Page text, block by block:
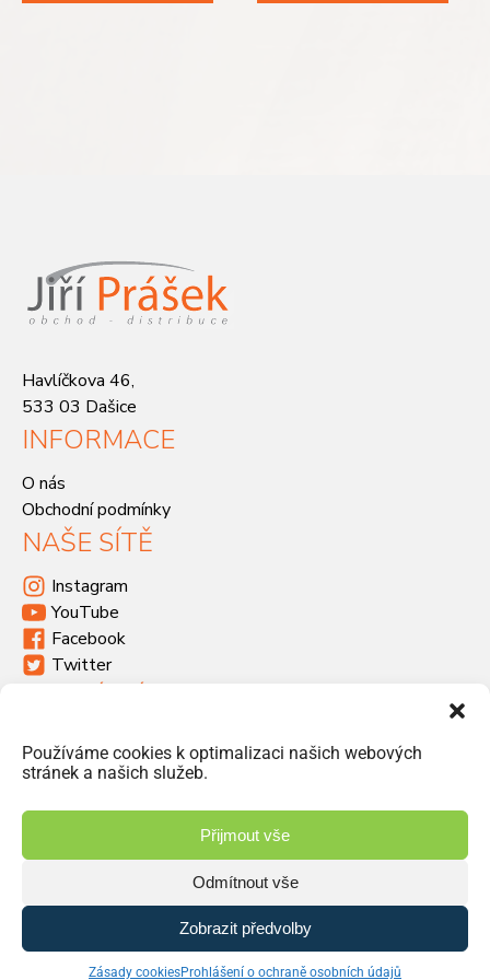
Používáme cookies k optimalizaci našich webových
stránek a našich služeb.
Přijmout vše
Odmítnout vše
Zobrazit předvolby
Zásady cookiesProhlášení o ochraně osobních údajů
Havlíčkova 46,
533 03 Dašice
INFORMACE
O nás
Obchodní podmínky
NAŠE SÍTĚ
Instagram
YouTube
Facebook
Twitter
Havlíčkova 46, 533 03 Dašice
+420 466 951 103
Zásady ochrany osobních údajů